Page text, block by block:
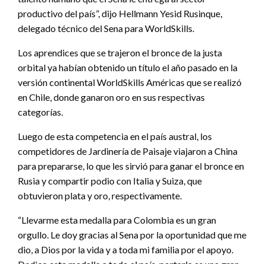
productivo del país”, dijo Hellmann Yesid Rusinque,
delegado técnico del Sena para WorldSkills.
Los aprendices que se trajeron el bronce de la justa
orbital ya habían obtenido un título el año pasado en la
versión continental WorldSkills Américas que se realizó
en Chile, donde ganaron oro en sus respectivas
categorías.
Luego de esta competencia en el país austral, los
competidores de Jardinería de Paisaje viajaron a China
para prepararse, lo que les sirvió para ganar el bronce en
Rusia y compartir podio con Italia y Suiza, que
obtuvieron plata y oro, respectivamente.
“Llevarme esta medalla para Colombia es un gran
orgullo. Le doy gracias al Sena por la oportunidad que me
dio, a Dios por la vida y a toda mi familia por el apoyo.